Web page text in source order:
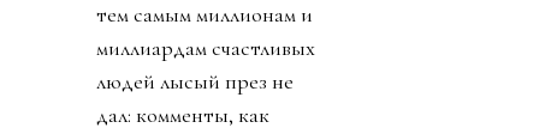
тем самым миллионам и
миллиардам счастливых
людей лысый през не
дал: комменты, как